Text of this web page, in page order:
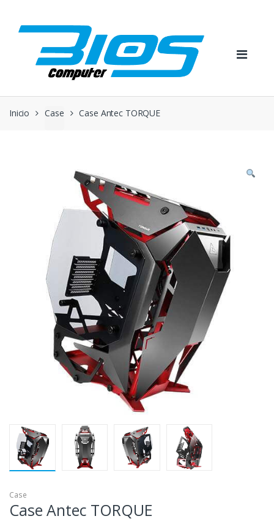
navigation
content
Inicio Case Case Antec TORQUE
Case
Case Antec TORQUE